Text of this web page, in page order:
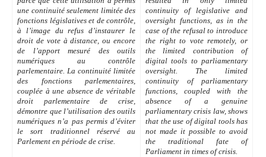
une continuité seulement limitée des
fonctions législatives et de contrôle,
à l’image du refus d’instaurer le
droit de vote à distance, ou encore
de l’apport mesuré des outils
numériques au contrôle
parlementaire. La continuité limitée
des fonctions parlementaires,
couplée à une absence de véritable
droit parlementaire de crise,
démontre que l’utilisation des outils
numériques n’a pas permis d’éviter
le sort traditionnel réservé au
Parlement en période de crise.
continuity of legislative and
oversight functions, as in the
case of the refusal to introduce
the right to vote remotely, or
the limited contribution of
digital tools to parliamentary
oversight. The limited
continuity of parliamentary
functions, coupled with the
absence of a genuine
parliamentary crisis law, shows
that the use of digital tools has
not made it possible to avoid
the traditional fate of
Parliament in times of crisis.